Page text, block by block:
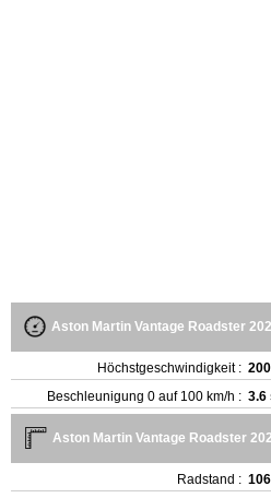
Aston Martin Vantage Roadster
Höchstgeschwindigkeit :
Beschleunigung 0 auf 100 km/h : 3.6
Aston Martin Vantage Roadster
Radstand :